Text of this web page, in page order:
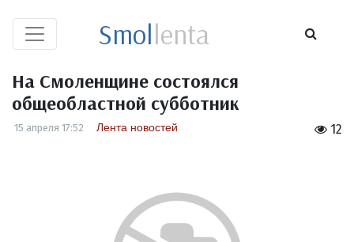
Smollenta
На Смоленщине состоялся
общеобластной субботник
12
15 апреля 17:52 Лента новостей